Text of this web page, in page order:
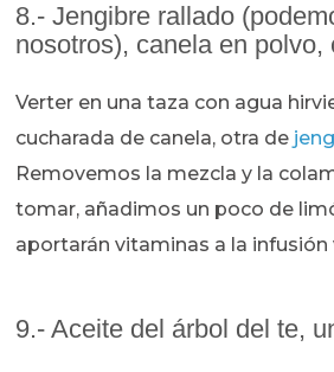
8.- Jengibre rallado
nosotros), canela en polvo,
Verter en una taza con agua
cucharada de canela, otra de
Removemos la mezcla y la
tomar, añadimos un poco de
aportarán vitaminas a la infusión
9.- Aceite del árbol del te,